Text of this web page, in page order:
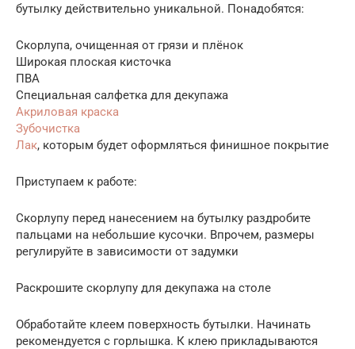
бутылку действительно уникальной. Понадобятся:
Скорлупа, очищенная от грязи и плёнок
Широкая плоская кисточка
ПВА
Специальная салфетка для декупажа
Акриловая краска
Зубочистка
Лак, которым будет оформляться финишное покрытие
Приступаем к работе:
Скорлупу перед нанесением на бутылку раздробите
пальцами на небольшие кусочки. Впрочем, размеры
регулируйте в зависимости от задумки
Раскрошите скорлупу для декупажа на столе
Обработайте клеем поверхность бутылки. Начинать
рекомендуется с горлышка. К клею прикладываются